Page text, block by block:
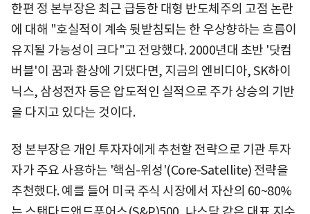
한편 정 본부장은 최근 급등한 대형 반도체주의 고점 논란
에 대해 "호실적이 계속 뒷받침되는 한 우상향하는 흐름이
유지될 가능성이 크다"고 전망했다. 2000년대 초반 '닷컴
버블'이 꿈과 환상에 기댔다면, 지금의 엔비디아, SK하이
닉스, 삼성전자 등은 압도적인 실적으로 주가 상승의 기반
을 다지고 있다는 것이다.
정 본부장은 개인 투자자에게 추천할 전략으로 기관 투자
자가 주요 사용하는 '핵심-위성'(Core-Satellite) 전략을
추천했다. 예를 들어 미국 주식 시장에서 자산의 60~80%